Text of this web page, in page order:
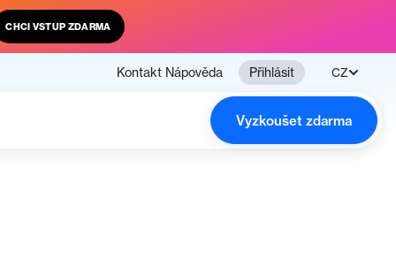
CHCI VSTUP ZDARMA
Kontakt Nápověda Přihlásit CZ
Vyzkoušet zdarma